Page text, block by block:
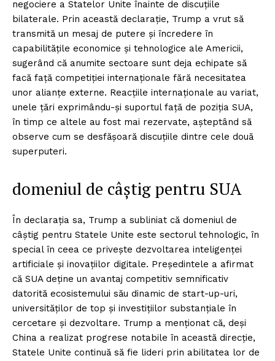
negociere a Statelor Unite înainte de discuțiile
bilaterale. Prin această declarație, Trump a vrut să
transmită un mesaj de putere și încredere în
capabilitățile economice și tehnologice ale Americii,
sugerând că anumite sectoare sunt deja echipate să
facă față competiției internaționale fără necesitatea
unor alianțe externe. Reacțiile internaționale au variat,
unele țări exprimându-și suportul față de poziția SUA,
în timp ce altele au fost mai rezervate, așteptând să
observe cum se desfășoară discuțiile dintre cele două
superputeri.
domeniul de câștig pentru SUA
În declarația sa, Trump a subliniat că domeniul de
câștig pentru Statele Unite este sectorul tehnologic, în
special în ceea ce privește dezvoltarea inteligenței
artificiale și inovațiilor digitale. Președintele a afirmat
că SUA deține un avantaj competitiv semnificativ
datorită ecosistemului său dinamic de start-up-uri,
universităților de top și investițiilor substanțiale în
cercetare și dezvoltare. Trump a menționat că, deși
China a realizat progrese notabile în această direcție,
Statele Unite continuă să fie lideri prin abilitatea lor de